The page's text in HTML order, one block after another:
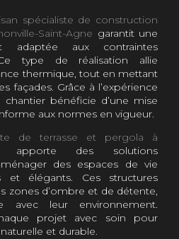
spécialiste de construction
Saint-Agne garantit une
adaptée aux contraintes
type de réalisation allie
thermique, tout en mettant
façades. Grâce à l’expérience
chantier bénéficie d’une mise
aux normes en vigueur.
de terrasse et pergola à
apporte des solutions
des espaces de vie
et élégants. Ces structures
zones d’ombre et de détente,
avec leur environnement.
projet avec soin pour
et durable.